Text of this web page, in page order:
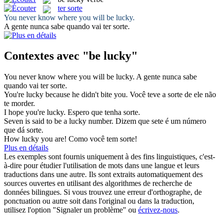
ter sorte
You never know where you will be lucky.
A gente nunca sabe quando vai ter sorte.
Contextes avec "be lucky"
You never know where you will be lucky. A gente nunca sabe
quando vai ter sorte.
You're lucky because he didn't bite you. Você teve a sorte de ele não
te morder.
I hope you're lucky. Espero que tenha sorte.
Seven is said to be a lucky number. Dizem que sete é um número
que dá sorte.
How lucky you are! Como você tem sorte!
Plus en détails
Les exemples sont fournis uniquement à des fins linguistiques, c'est-
à-dire pour étudier l'utilisation de mots dans une langue et leurs
traductions dans une autre. Ils sont extraits automatiquement des
sources ouvertes en utilisant des algorithmes de recherche de
données bilingues. Si vous trouvez une erreur d'orthographe, de
ponctuation ou autre soit dans l'original ou dans la traduction,
utilisez l'option "Signaler un problème" ou écrivez-nous.